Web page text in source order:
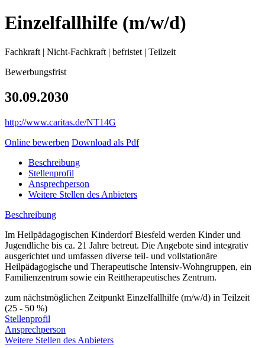
Einzelfallhilfe (m/w/d)
Fachkraft | Nicht-Fachkraft | befristet | Teilzeit
Bewerbungsfrist
30.09.2030
http://www.caritas.de/NT14G
Online bewerben Download als Pdf
Beschreibung
Stellenprofil
Ansprechperson
Weitere Stellen des Anbieters
Beschreibung
Im Heilpädagogischen Kinderdorf Biesfeld werden Kinder und
Jugendliche bis ca. 21 Jahre betreut. Die Angebote sind integrativ
ausgerichtet und umfassen diverse teil- und vollstationäre
Heilpädagogische und Therapeutische Intensiv-Wohngruppen, ein
Familienzentrum sowie ein Reittherapeutisches Zentrum.
zum nächstmöglichen Zeitpunkt Einzelfallhilfe (m/w/d) in Teilzeit
(25 - 50 %)
Stellenprofil
Das sind Ihre Tätigkeiten
Ansprechperson
Weitere Stellen des Anbieters